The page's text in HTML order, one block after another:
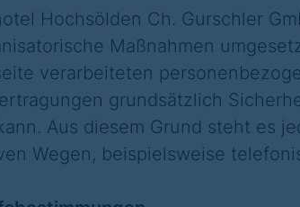
Hochsölden Ch. Gurschler
Maßnahmen
verarbeiteten
grundsätzlich
Aus diesem Grund steht es
Wegen, beispielsweise